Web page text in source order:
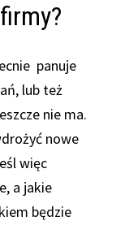
panuje
lub też
nie ma.
nowe
więc
a jakie
będzie